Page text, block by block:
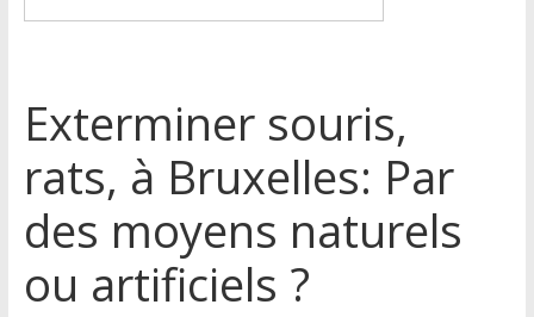
Exterminer souris,
rats, à Bruxelles: Par
des moyens naturels
ou artificiels ?